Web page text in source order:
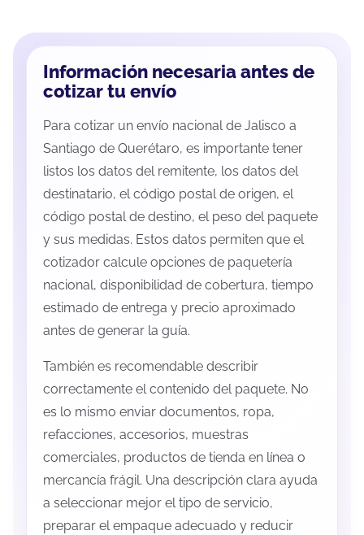
Información necesaria antes de
cotizar tu envío
Para cotizar un envío nacional de Jalisco a
Santiago de Querétaro, es importante tener
listos los datos del remitente, los datos del
destinatario, el código postal de origen, el
código postal de destino, el peso del paquete
y sus medidas. Estos datos permiten que el
cotizador calcule opciones de paquetería
nacional, disponibilidad de cobertura, tiempo
estimado de entrega y precio aproximado
antes de generar la guía.
También es recomendable describir
correctamente el contenido del paquete. No
es lo mismo enviar documentos, ropa,
refacciones, accesorios, muestras
comerciales, productos de tienda en línea o
mercancía frágil. Una descripción clara ayuda
a seleccionar mejor el tipo de servicio,
preparar el empaque adecuado y reducir